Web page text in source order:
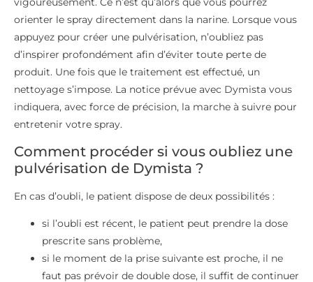
orienter le spray directement dans la narine. Lorsque vous
appuyez pour créer une pulvérisation, n’oubliez pas
d’inspirer profondément afin d’éviter toute perte de
produit. Une fois que le traitement est effectué, un
nettoyage s’impose. La notice prévue avec Dymista vous
indiquera, avec force de précision, la marche à suivre pour
entretenir votre spray.
Comment procéder si vous oubliez une
pulvérisation de Dymista ?
En cas d’oubli, le patient dispose de deux possibilités :
si l’oubli est récent, le patient peut prendre la dose
prescrite sans problème,
si le moment de la prise suivante est proche, il ne
faut pas prévoir de double dose, il suffit de continuer